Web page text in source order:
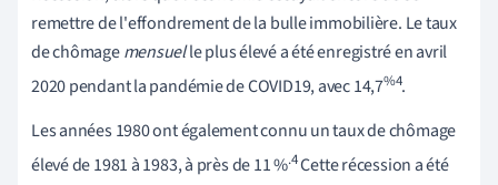
remettre de l'effondrement de la bulle immobilière. Le taux
de chômagemensuelle plus élevé a été enregistré en avril
2020 pendant la pandémie de COVID19, avec 14,7%4.
Les années 1980 ont également connu un taux de chômage
élevé de 1981 à 1983, à près de 11 %.4Cette récession a été